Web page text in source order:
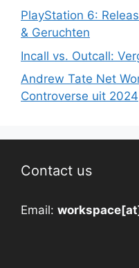
PlayStation 6:
& Geruchten
Incall vs. Outcall:
Andrew Tate Net
Controverse uit 2024
Contact us
Email: